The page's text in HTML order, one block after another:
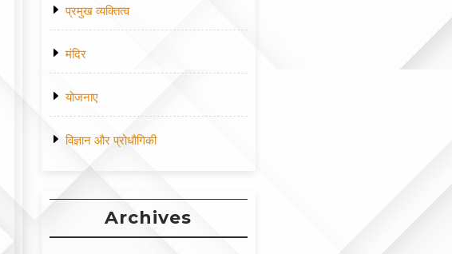
प्रमुख व्यक्तित्व
मंदिर
योजनाए
विज्ञान और प्रोधौगिकी
Archives